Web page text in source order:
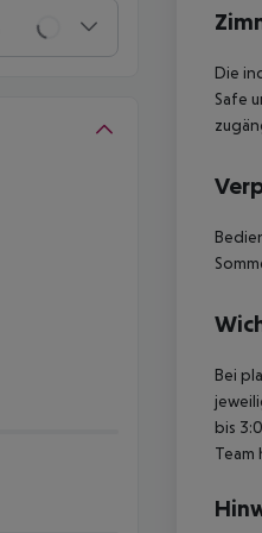
Die
Safe
Bei
bis
Team